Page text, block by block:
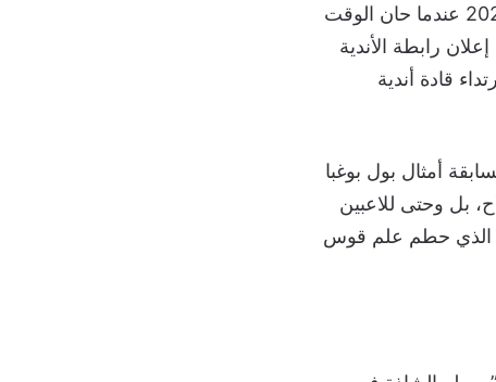
توغلت المثلية الجنسية في كرة القدم الأوروبية بصورة غير مسبوقة بدءًا من عام 2021 عندما حان الوقت
الأمر مع إعلان رابطة الأندية
قادة أندية
أمثال بول بوغبا
بل وحتى للاعبين
الذي حطم علم قوس